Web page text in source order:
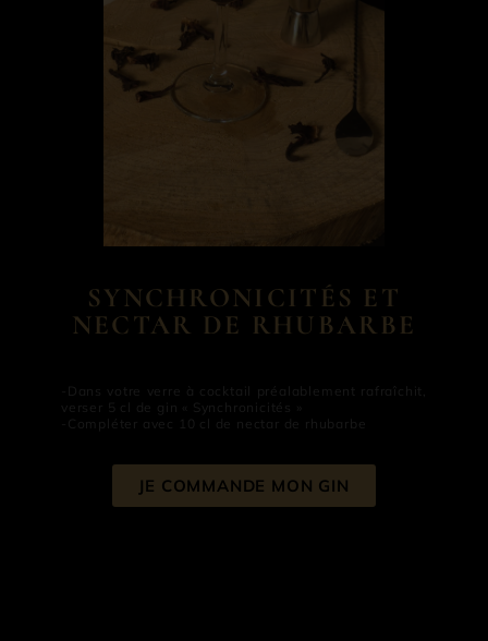
SYNCHRONICIT É S ET
NECTAR DE RHUBARBE
JE COMMANDE MON GIN
-Dans votre verre à cocktail préalablement rafraîchit,
verser 5 cl de gin « Synchronicités »
-Compléter avec 10 cl de nectar de rhubarbe